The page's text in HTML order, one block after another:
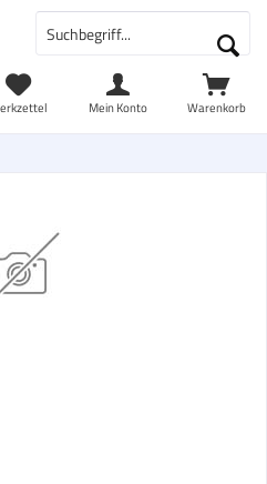
Warenkorb
Mein Konto